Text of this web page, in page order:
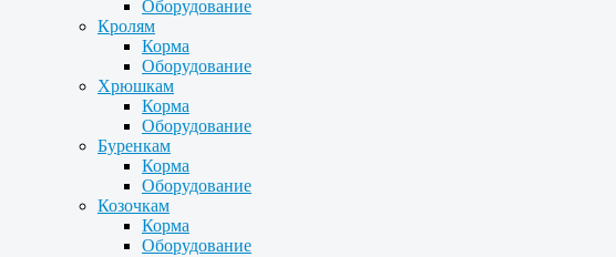
Оборудование
Кролям
Корма
Оборудование
Хрюшкам
Корма
Оборудование
Буренкам
Корма
Оборудование
Козочкам
Корма
Оборудование